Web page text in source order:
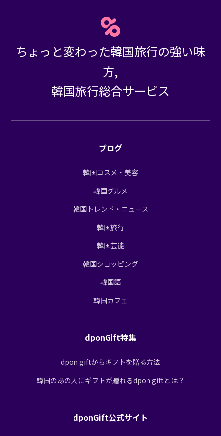
ちょっと変わった韓国旅行の強い味
方,
韓国旅行総合サービス
ブログ
韓国コスメ・美容
韓国グルメ
韓国トレンド・ニュース
韓国旅行
韓国芸能
韓国ショッピング
韓国語
韓国カフェ
dponGift特集
dpon giftからギフトを贈る方法
韓国のあの人にギフトが贈れるdpon giftとは？
dponGift公式サイト